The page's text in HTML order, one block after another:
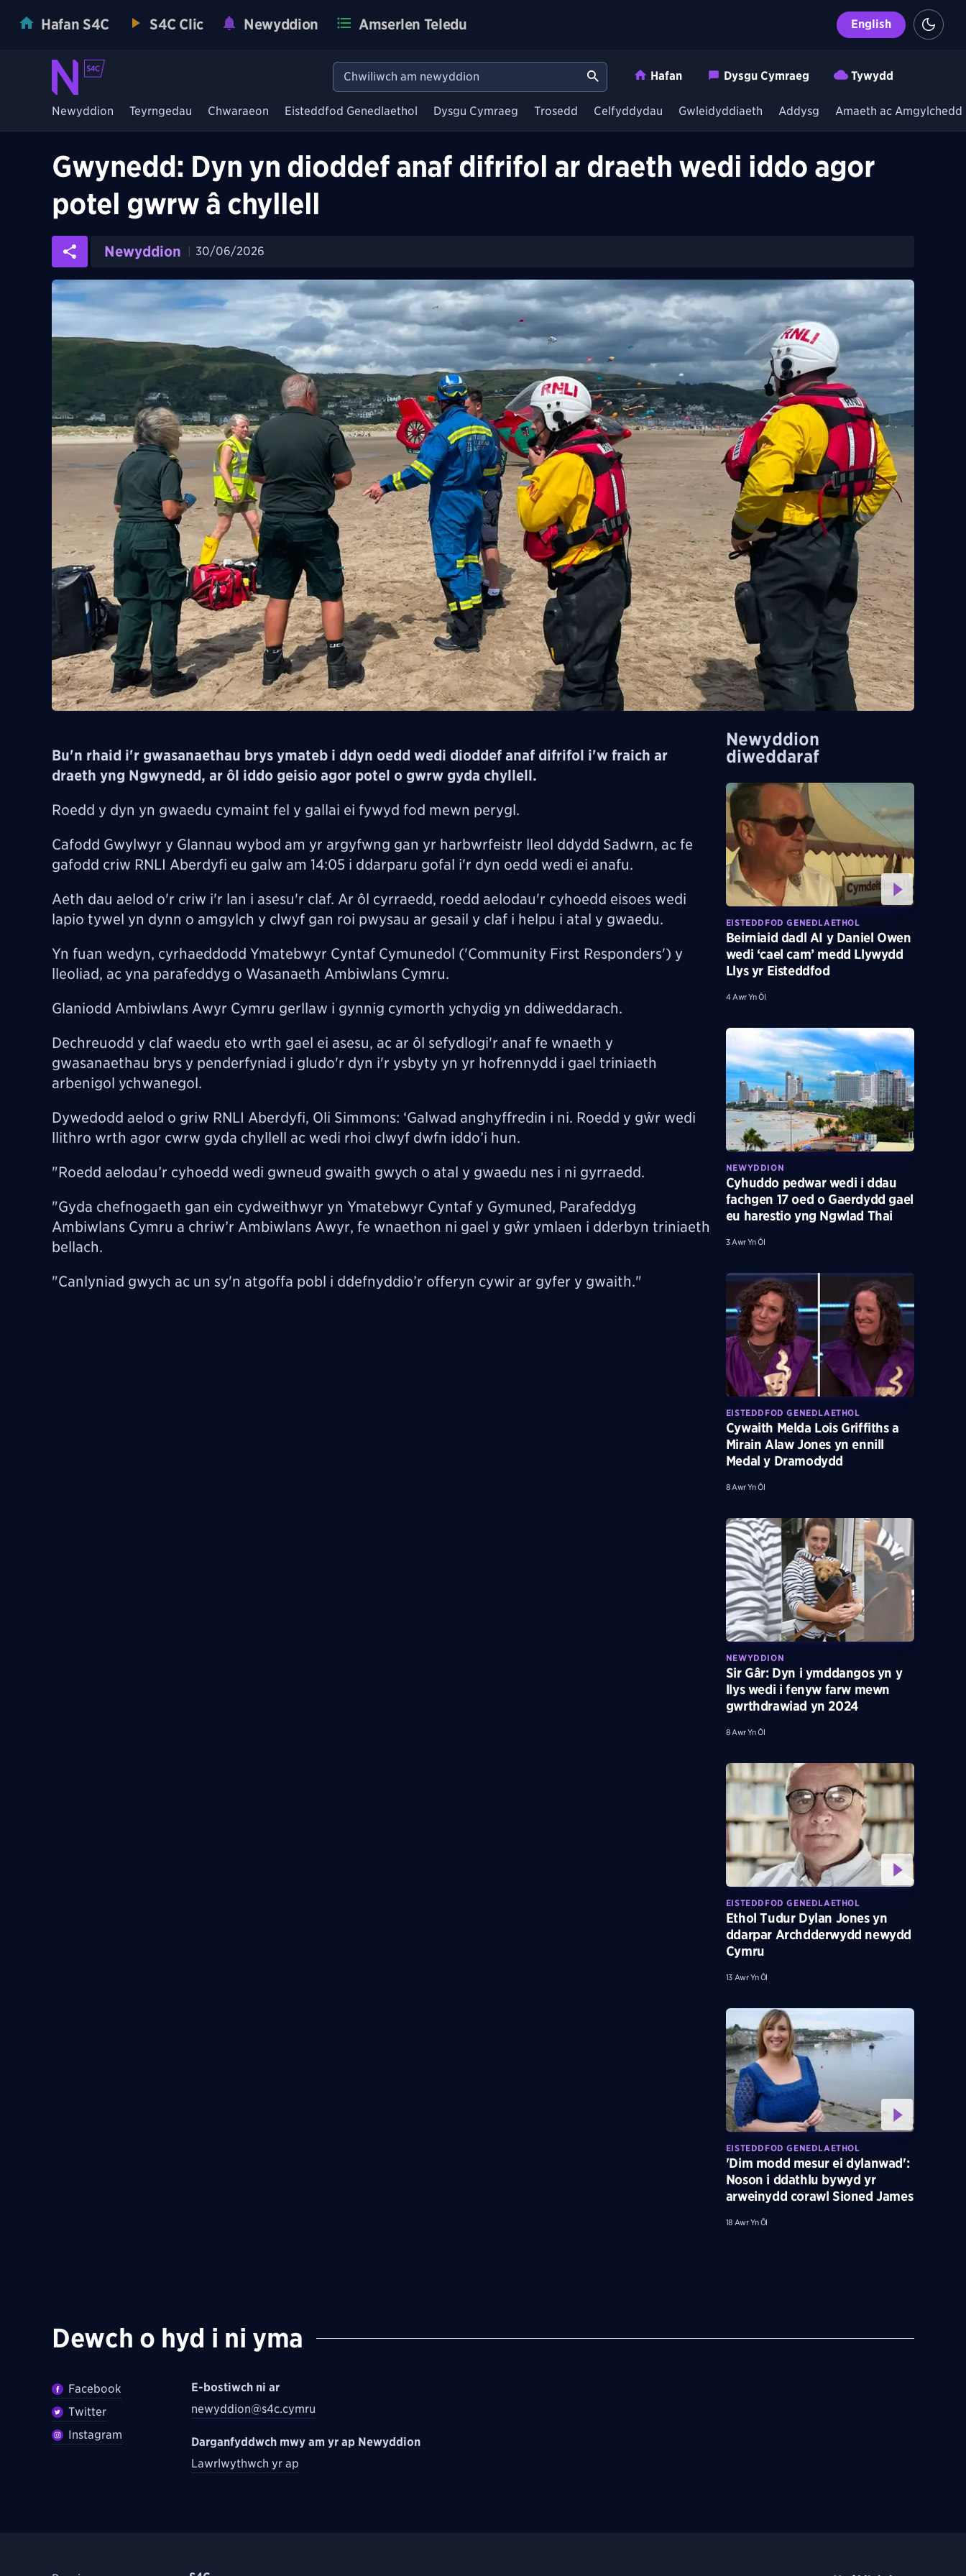
Hafan S4C S4C Clic Newyddion Amserlen Teledu English
Hafan Dysgu Cymraeg Tywydd
Newyddion Teyrngedau Chwaraeon Eisteddfod Genedlaethol Dysgu Cymraeg Trosedd Celfyddydau Gwleidyddiaeth Addysg Amaeth ac Amgylchedd
Gwynedd: Dyn yn dioddef anaf difrifol ar draeth wedi iddo agor
potel gwrw â chyllell
Newyddion 30/06/2026
Bu'n rhaid i'r gwasanaethau brys ymateb i ddyn oedd wedi dioddef anaf difrifol i'w fraich ar
draeth yng Ngwynedd, ar ôl iddo geisio agor potel o gwrw gyda chyllell.
Roedd y dyn yn gwaedu cymaint fel y gallai ei fywyd fod mewn perygl.
Cafodd Gwylwyr y Glannau wybod am yr argyfwng gan yr harbwrfeistr lleol ddydd Sadwrn, ac fe
gafodd criw RNLI Aberdyfi eu galw am 14:05 i ddarparu gofal i'r dyn oedd wedi ei anafu.
Aeth dau aelod o'r criw i'r lan i asesu'r claf. Ar ôl cyrraedd, roedd aelodau'r cyhoedd eisoes wedi
lapio tywel yn dynn o amgylch y clwyf gan roi pwysau ar gesail y claf i helpu i atal y gwaedu.
Yn fuan wedyn, cyrhaeddodd Ymatebwyr Cyntaf Cymunedol ('Community First Responders') y
lleoliad, ac yna parafeddyg o Wasanaeth Ambiwlans Cymru.
Glaniodd Ambiwlans Awyr Cymru gerllaw i gynnig cymorth ychydig yn ddiweddarach.
Dechreuodd y claf waedu eto wrth gael ei asesu, ac ar ôl sefydlogi'r anaf fe wnaeth y
gwasanaethau brys y penderfyniad i gludo'r dyn i'r ysbyty yn yr hofrennydd i gael triniaeth
arbenigol ychwanegol.
Dywedodd aelod o griw RNLI Aberdyfi, Oli Simmons: ‘Galwad anghyffredin i ni. Roedd y gŵr wedi
llithro wrth agor cwrw gyda chyllell ac wedi rhoi clwyf dwfn iddo’i hun.
"Roedd aelodau’r cyhoedd wedi gwneud gwaith gwych o atal y gwaedu nes i ni gyrraedd.
"Gyda chefnogaeth gan ein cydweithwyr yn Ymatebwyr Cyntaf y Gymuned, Parafeddyg
Ambiwlans Cymru a chriw’r Ambiwlans Awyr, fe wnaethon ni gael y gŵr ymlaen i dderbyn triniaeth
bellach.
"Canlyniad gwych ac un sy'n atgoffa pobl i ddefnyddio’r offeryn cywir ar gyfer y gwaith."
Newyddion
diweddaraf
EISTEDDFOD GENEDLAETHOL
Beirniaid dadl AI y Daniel Owen
wedi ‘cael cam’ medd Llywydd
Llys yr Eisteddfod
4 Awr Yn Ôl
NEWYDDION
Cyhuddo pedwar wedi i ddau
fachgen 17 oed o Gaerdydd gael
eu harestio yng Ngwlad Thai
3 Awr Yn Ôl
EISTEDDFOD GENEDLAETHOL
Cywaith Melda Lois Griffiths a
Mirain Alaw Jones yn ennill
Medal y Dramodydd
8 Awr Yn Ôl
NEWYDDION
Sir Gâr: Dyn i ymddangos yn y
llys wedi i fenyw farw mewn
gwrthdrawiad yn 2024
8 Awr Yn Ôl
EISTEDDFOD GENEDLAETHOL
Ethol Tudur Dylan Jones yn
ddarpar Archdderwydd newydd
Cymru
13 Awr Yn Ôl
EISTEDDFOD GENEDLAETHOL
'Dim modd mesur ei dylanwad':
Noson i ddathlu bywyd yr
arweinydd corawl Sioned James
18 Awr Yn Ôl
Dewch o hyd i ni yma
Facebook
Twitter
Instagram
E-bostiwch ni ar
newyddion@s4c.cymru
Darganfyddwch mwy am yr ap Newyddion
Lawrlwythwch yr ap